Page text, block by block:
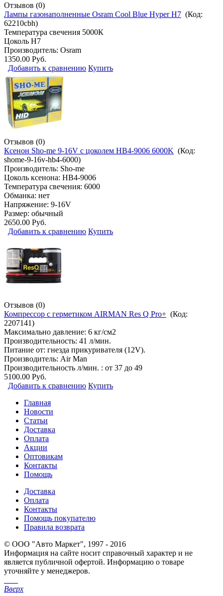
Отзывов (0)
Лампы газонаполненные Osram Cool Blue Hyper H7 (Код:
62210cbh)
Температура свечения 5000К
Цоколь H7
Производитель: Osram
1350.00 Руб.
Добавить к сравнению Купить
Отзывов (0)
Ксенон Sho-me 9-16V с цоколем HB4-9006 6000K (Код:
shome-9-16v-hb4-6000)
Производитель: Sho-me
Цоколь ксенона: HB4-9006
Температура свечения: 6000
Обманка: нет
Напряжение: 9-16V
Размер: обычный
2650.00 Руб.
Добавить к сравнению Купить
Отзывов (0)
Компрессор с герметиком AIRMAN Res Q Pro+ (Код:
2207141)
Максимально давление: 6 кг/см2
Производительность: 41 л/мин.
Питание от: гнезда прикуривателя (12V).
Производитель: Air Man
Производительность л/мин. : от 37 до 49
5100.00 Руб.
Добавить к сравнению Купить
Главная
Новости
Статьи
Доставка
Оплата
Акции
Оптовикам
Контакты
Помощь
Доставка
Оплата
Контакты
Помощь покупателю
Правила возврата
© ООО "Авто Маркет", 1997 - 2016
Информация на сайте носит справочный характер и не
является публичной офертой. Информацию о товаре
уточняйте у менеджеров.
Вверх